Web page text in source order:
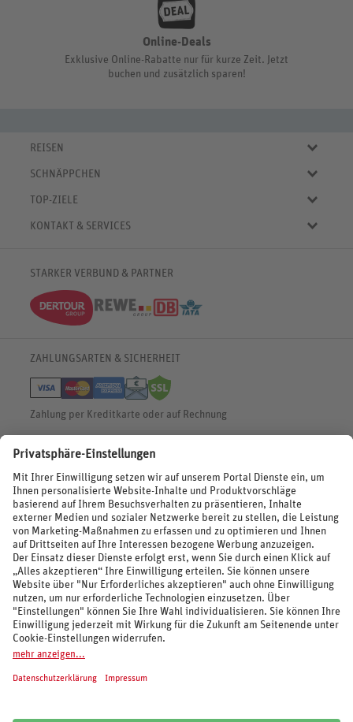
Online-Deals
Exklusive Online-Rabatte nur für kurze Zeit. Jetzt
buchen und zusätzlich sparen!
REISEN
Eigene Anreise
Städtereisen
Kreuzfahrten
SCHNÄPPCHEN
Online-Deals
Reisemagazin
% Satte Rabatte
TOP-ZIELE
✈ Urlaub in Spanien
✈Urlaub in Griechenland
✈Urlaub in der Karibik
KONTAKT & SERVICES
Kontaktformular
♥ Merkliste
Newsletter
Push-Benachrichtigungen
Barrierefreiheitserklärung
Widerruf HanseMerkur
STARKER VERBUND & PARTNER
ZAHLUNGSARTEN & SICHERHEIT
Zahlung per Kreditkarte oder auf Rechnung
BEWERTUNGEN
SOCIAL MEDIA
REISEVERANSTALTER UND MARKEN